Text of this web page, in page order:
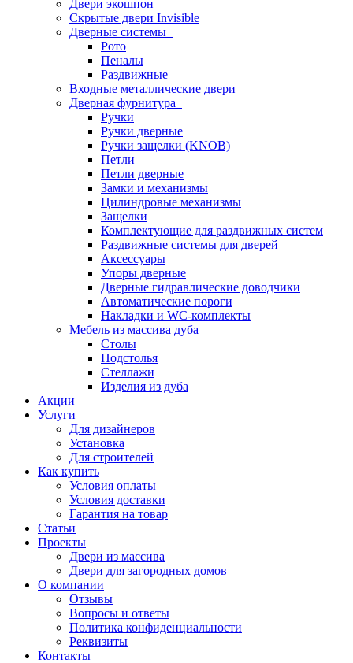
Двери экошпон
Скрытые двери Invisible
Дверные системы
Рото
Пеналы
Раздвижные
Входные металлические двери
Дверная фурнитура
Ручки
Ручки дверные
Ручки защелки (KNOB)
Петли
Петли дверные
Замки и механизмы
Цилиндровые механизмы
Защелки
Комплектующие для раздвижных систем
Раздвижные системы для дверей
Аксессуары
Упоры дверные
Дверные гидравлические доводчики
Автоматические пороги
Накладки и WC-комплекты
Мебель из массива дуба
Столы
Подстолья
Стеллажи
Изделия из дуба
Акции
Услуги
Для дизайнеров
Установка
Для строителей
Как купить
Условия оплаты
Условия доставки
Гарантия на товар
Статьи
Проекты
Двери из массива
Двери для загородных домов
О компании
Отзывы
Вопросы и ответы
Политика конфиденциальности
Реквизиты
Контакты